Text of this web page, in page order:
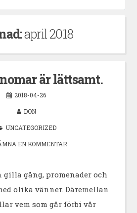
april 2018
är lättsamt.
2018-04-26
DON
UNCATEGORIZED
EN KOMMENTAR
gilla gång, promenader och
olika vänner. Däremellan
vem som går förbi vår